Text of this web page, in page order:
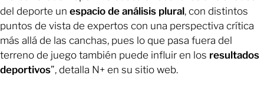
del deporte un espacio de análisis plural, con distintos
puntos de vista de expertos con una perspectiva crítica
más allá de las canchas, pues lo que pasa fuera del
terreno de juego también puede influir en los resultados
deportivos”, detalla N+ en su sitio web.